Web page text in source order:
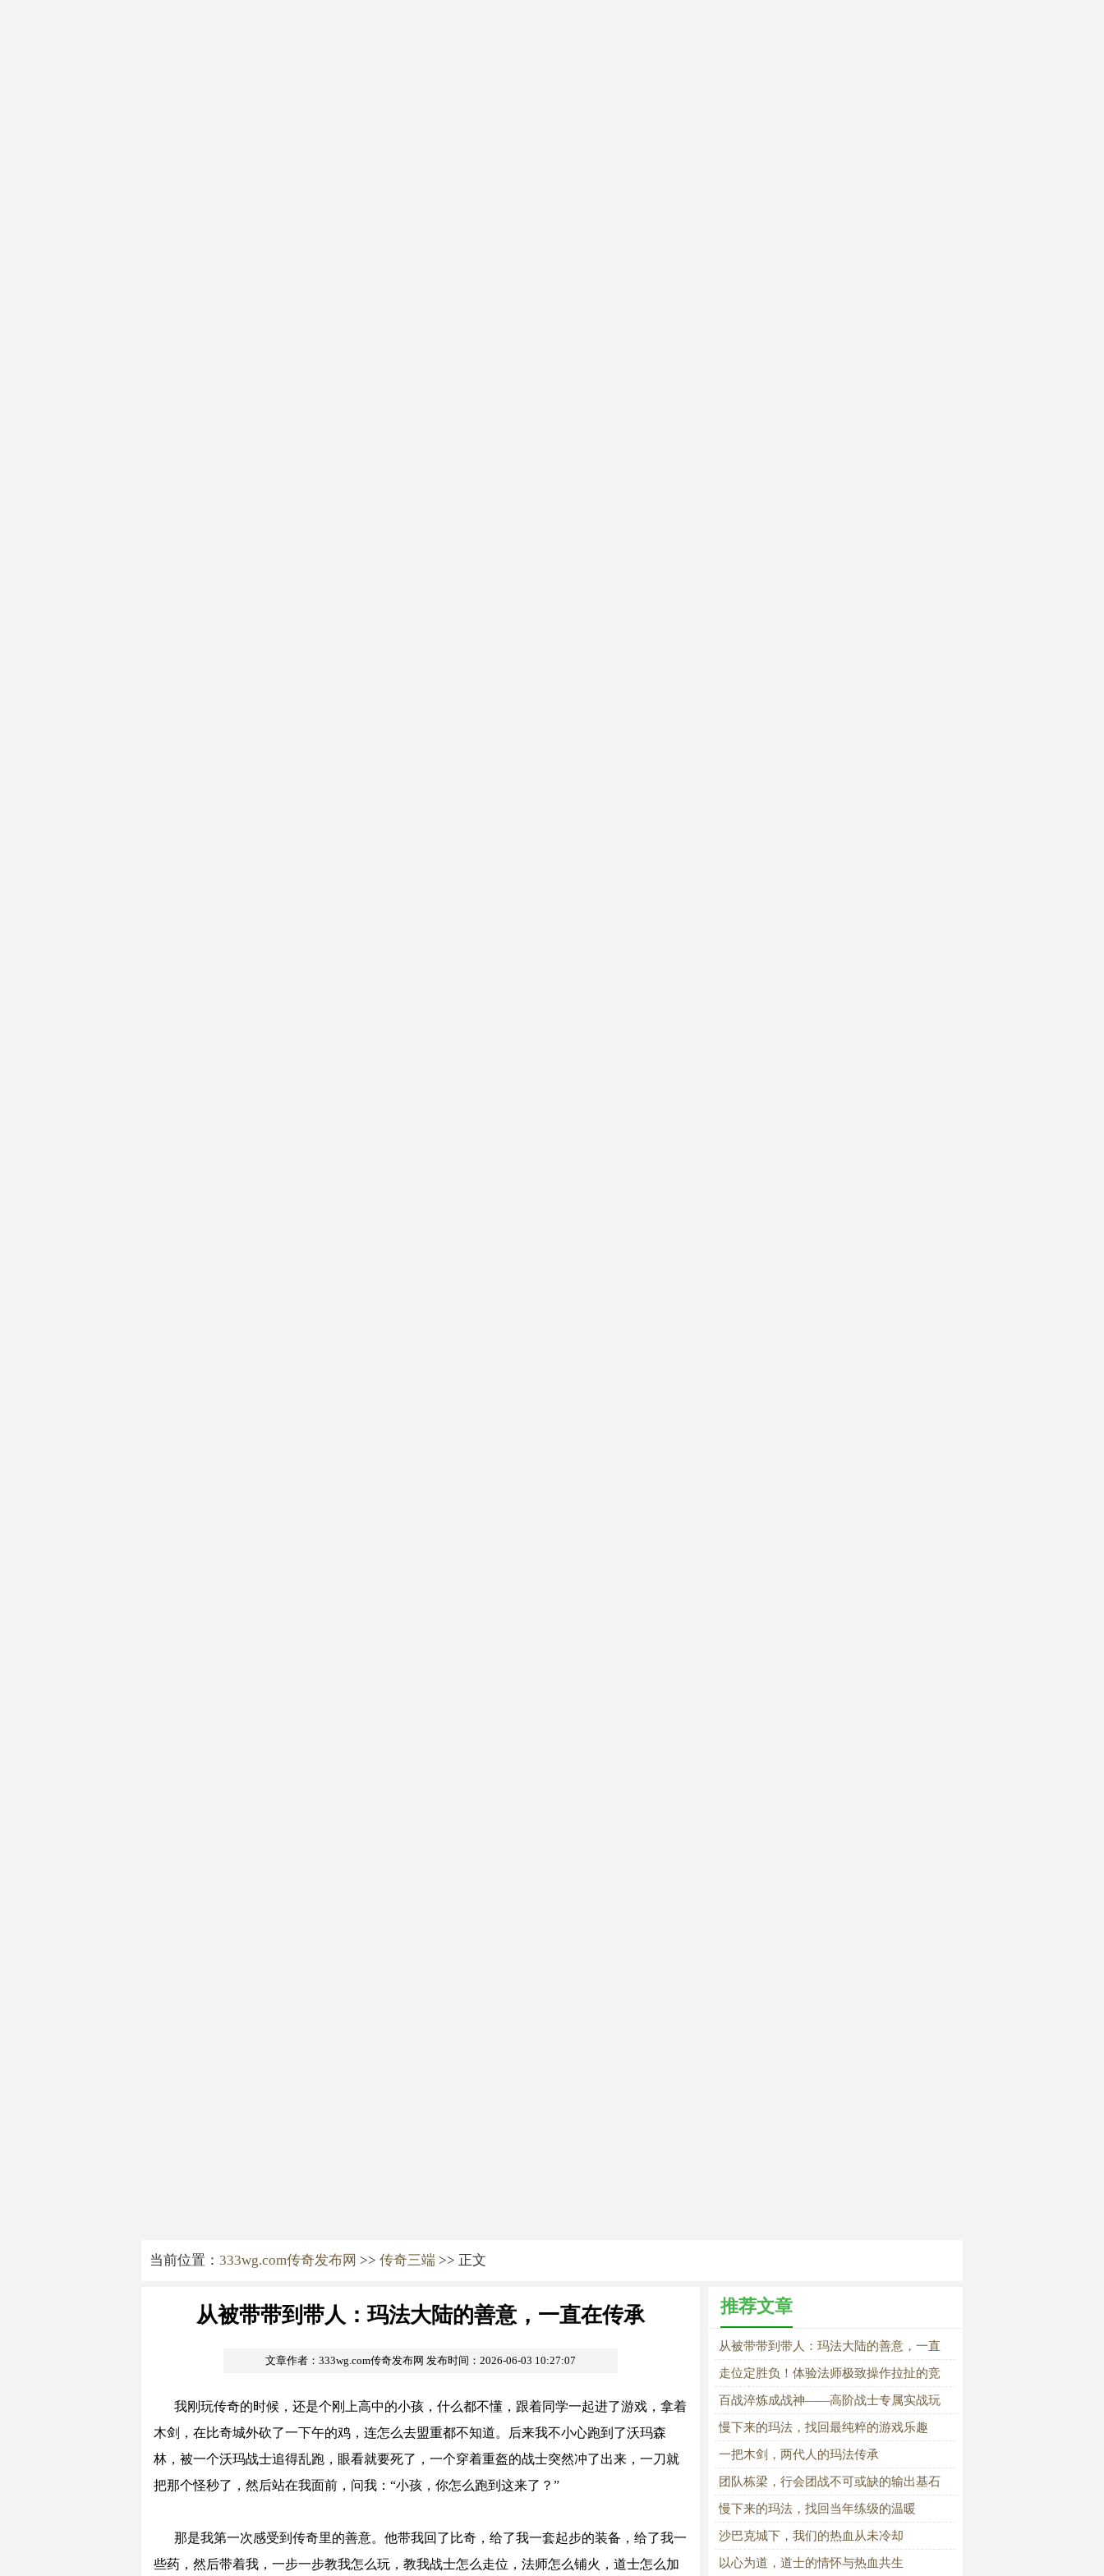
当前位置： 333wg.com传奇发布网 >> 传奇三端 >> 正文
从被带带到带人：玛法大陆的善意，一直在传承
文章作者：333wg.com传奇发布网 发布时间：2026-06-03 10:27:07
我刚玩传奇的时候，还是个刚上高中的小孩，什么都不懂，跟着同学一起进了游戏，拿着
木剑，在比奇城外砍了一下午的鸡，连怎么去盟重都不知道。后来我不小心跑到了沃玛森
林，被一个沃玛战士追得乱跑，眼看就要死了，一个穿着重盔的战士突然冲了出来，一刀就
把那个怪秒了，然后站在我面前，问我：“小孩，你怎么跑到这来了？”
那是我第一次感受到传奇里的善意。他带我回了比奇，给了我一套起步的装备，给了我一
些药，然后带着我，一步一步教我怎么玩，教我战士怎么走位，法师怎么铺火，道士怎么加
推荐文章
从被带带到带人：玛法大陆的善意，一直
在传承
走位定胜负！体验法师极致操作拉扯的竞
技魅力
百战淬炼成战神——高阶战士专属实战玩
法秘籍
慢下来的玛法，找回最纯粹的游戏乐趣
一把木剑，两代人的玛法传承
团队栋梁，行会团战不可或缺的输出基石
慢下来的玛法，找回当年练级的温暖
沙巴克城下，我们的热血从未冷却
以心为道，道士的情怀与热血共生